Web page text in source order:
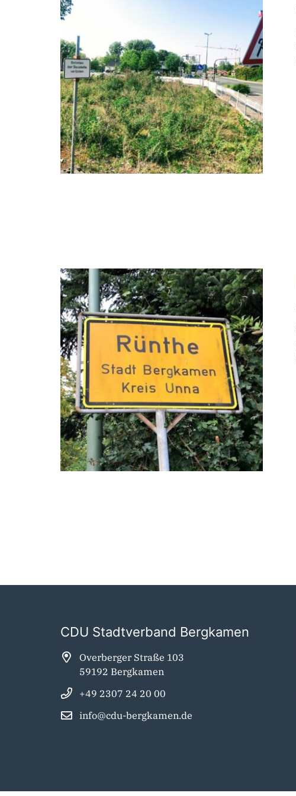
CDU Stadtverband Bergkamen
Overberger Straße 103
59192 Bergkamen
+49 2307 24 20 00
info@cdu-bergkamen.de